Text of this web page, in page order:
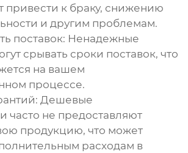
привести к браку, снижению
и другим проблемам.
поставок: Ненадежные
срывать сроки поставок, что
на вашем
процессе.
Дешевые
часто не предоставляют
продукцию, что может
расходам в